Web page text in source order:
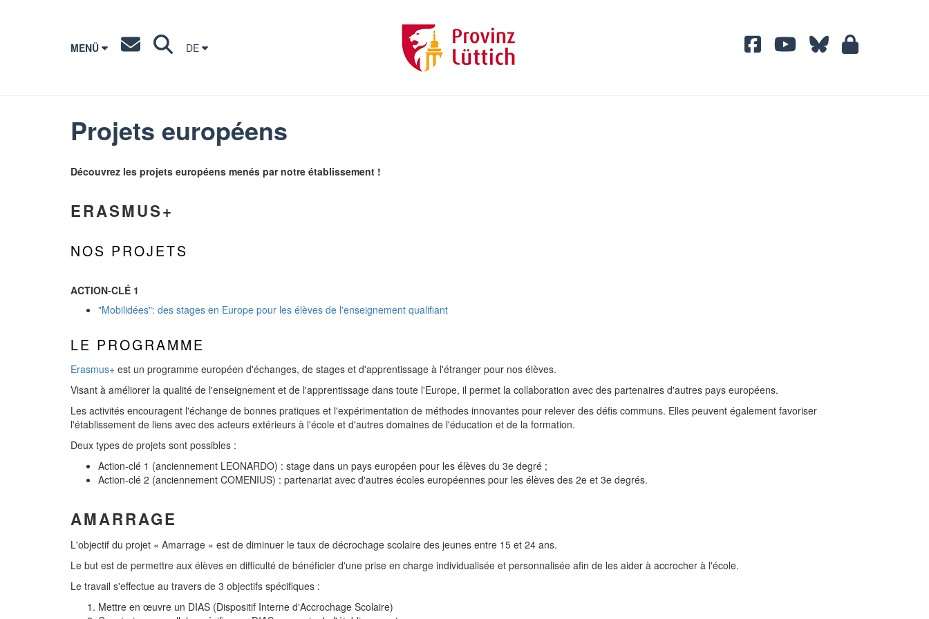
MENÜ DE
Projets européens
Découvrez les projets européens menés par notre établissement !
ERASMUS+
NOS PROJETS
ACTION-CLÉ 1
"Mobilidées": des stages en Europe pour les élèves de l'enseignement qualifiant
LE PROGRAMME
Erasmus+ est un programme européen d'échanges, de stages et d'apprentissage à l'étranger pour nos élèves.
Visant à améliorer la qualité de l'enseignement et de l'apprentissage dans toute l'Europe, il permet la collaboration avec des partenaires d'autres pays européens.
Les activités encouragent l'échange de bonnes pratiques et l'expérimentation de méthodes innovantes pour relever des défis communs. Elles peuvent également favoriser
l'établissement de liens avec des acteurs extérieurs à l'école et d'autres domaines de l'éducation et de la formation.
Deux types de projets sont possibles :
Action-clé 1 (anciennement LEONARDO) : stage dans un pays européen pour les élèves du 3e degré ;
Action-clé 2 (anciennement COMENIUS) : partenariat avec d'autres écoles européennes pour les élèves des 2e et 3e degrés.
AMARRAGE
L'objectif du projet « Amarrage » est de diminuer le taux de décrochage scolaire des jeunes entre 15 et 24 ans.
Le but est de permettre aux élèves en difficulté de bénéficier d'une prise en charge individualisée et personnalisée afin de les aider à accrocher à l'école.
Le travail s'effectue au travers de 3 objectifs spécifiques :
Mettre en œuvre un DIAS (Dispositif Interne d'Accrochage Scolaire)